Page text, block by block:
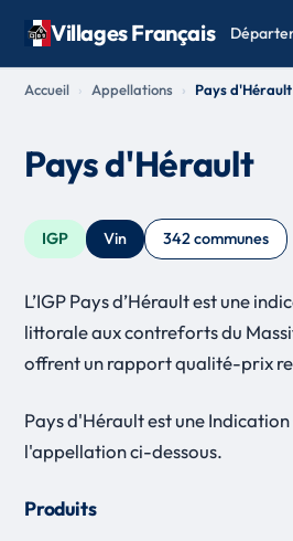
Villages Français
Accueil Appellations Pays d'Hérault
Pays d'Hérault
IGP Vin 342 communes
L’IGP Pays d’Hérault est une
littorale aux contreforts du
offrent un rapport qualité-prix
Pays d'Hérault est une
l'appellation ci-dessous.
Produits